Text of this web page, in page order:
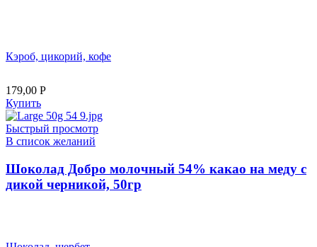
Кэроб, цикорий, кофе
179,00 Р
Купить
Быстрый просмотр
В список желаний
Шоколад Добро молочный 54% какао на меду с
дикой черникой, 50гр